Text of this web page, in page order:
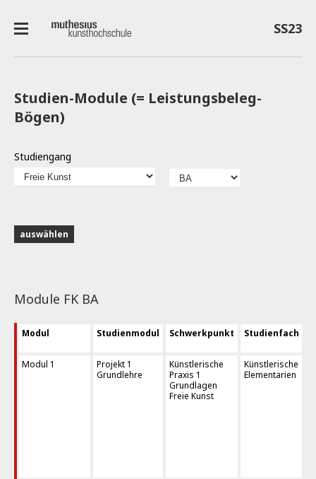
SS23
Studien-Module (= Leistungsbeleg-
Bögen)
Studiengang
Module FK BA
Modul Studienmodul Schwerkpunkt Studienfach
Modul 1
Projekt 1
Grundlehre
Künstlerische
Praxis 1
Grundlagen
Freie Kunst
Künstlerische
Elementarien